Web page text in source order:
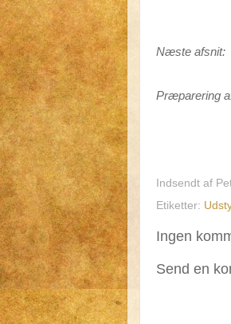
Næste afsnit:
Præparering
Indsendt af
Etiketter:
Ingen
Send en